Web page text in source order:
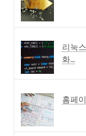
리눅
화...
홈페